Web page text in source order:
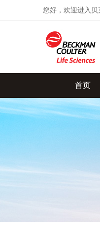
您好，欢迎进入贝
首页